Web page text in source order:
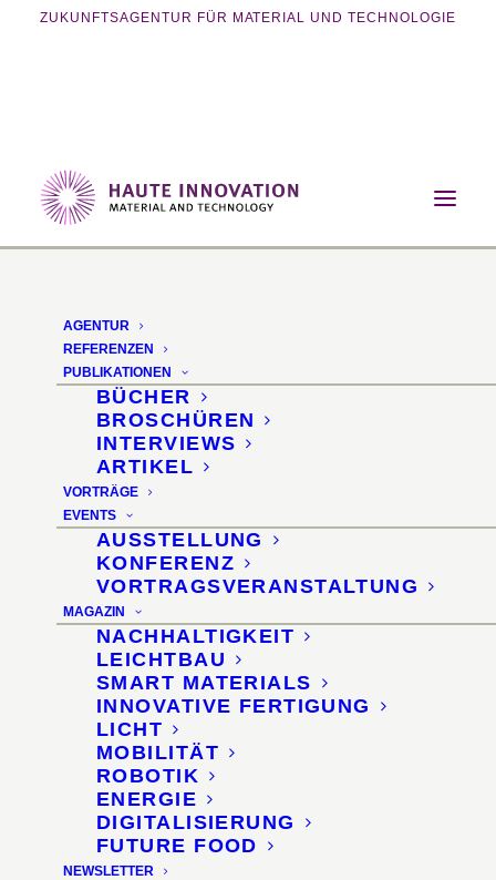
ZUKUNFTSAGENTUR FÜR MATERIAL UND TECHNOLOGIE
AGENTUR
REFERENZEN
PUBLIKATIONEN
BÜCHER
BROSCHÜREN
INTERVIEWS
ARTIKEL
VORTRÄGE
EVENTS
AUSSTELLUNG
KONFERENZ
VORTRAGSVERANSTALTUNG
MAGAZIN
NACHHALTIGKEIT
LEICHTBAU
SMART MATERIALS
INNOVATIVE FERTIGUNG
LICHT
MOBILITÄT
ROBOTIK
ENERGIE
DIGITALISIERUNG
FUTURE FOOD
NEWSLETTER
Home
Vorträge
Material Innovation for Responsible Growth
Material Innovation for
Responsible Growth
12th HSBC Conference ·
Frankfurt